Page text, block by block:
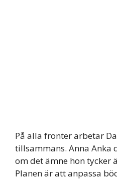
På alla fronter arbetar
tillsammans. Anna Anka
om det ämne hon tycker
Planen är att anpassa